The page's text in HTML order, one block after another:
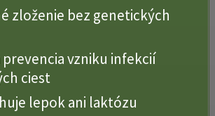
zloženie bez genetických
vzniku infekcií
ciest
lepok ani laktózu